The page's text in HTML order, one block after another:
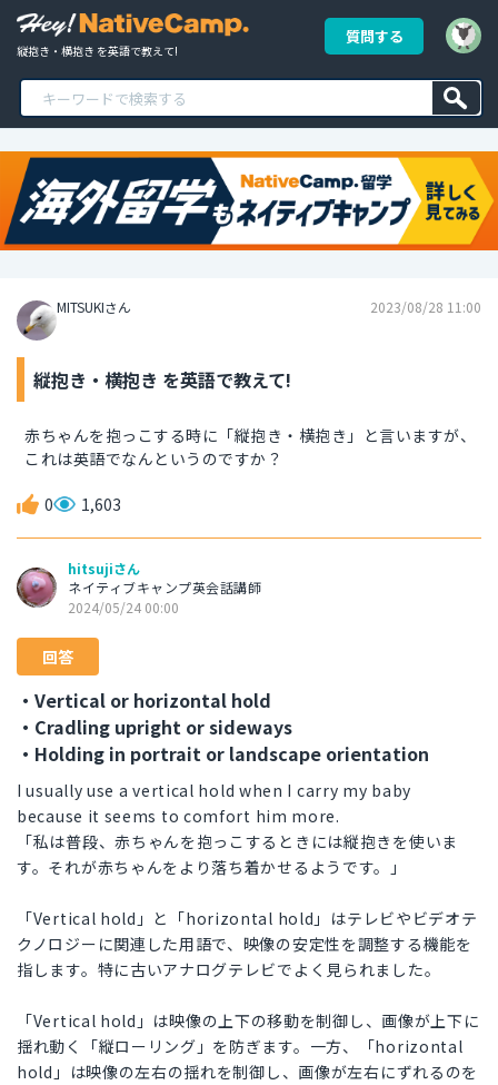
縦抱き・横抱き を英語で教えて!
質問する
MITSUKIさん 2023/08/28 11:00
縦抱き・横抱き を英語で教えて!
赤ちゃんを抱っこする時に「縦抱き・横抱き」と言いますが、
これは英語でなんというのですか？
0 1,603
hitsujiさん
ネイティブキャンプ英会話講師
2024/05/24 00:00
回答
・Vertical or horizontal hold
・Cradling upright or sideways
・Holding in portrait or landscape orientation
I usually use a vertical hold when I carry my baby
because it seems to comfort him more.
「私は普段、赤ちゃんを抱っこするときには縦抱きを使いま
す。それが赤ちゃんをより落ち着かせるようです。」
「Vertical hold」と「horizontal hold」はテレビやビデオテ
クノロジーに関連した用語で、映像の安定性を調整する機能を
指します。特に古いアナログテレビでよく見られました。
「Vertical hold」は映像の上下の移動を制御し、画像が上下に
揺れ動く「縦ローリング」を防ぎます。一方、「horizontal
hold」は映像の左右の揺れを制御し、画像が左右にずれるのを